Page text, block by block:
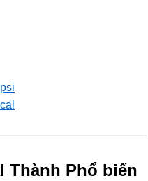
Thành Phổ biến